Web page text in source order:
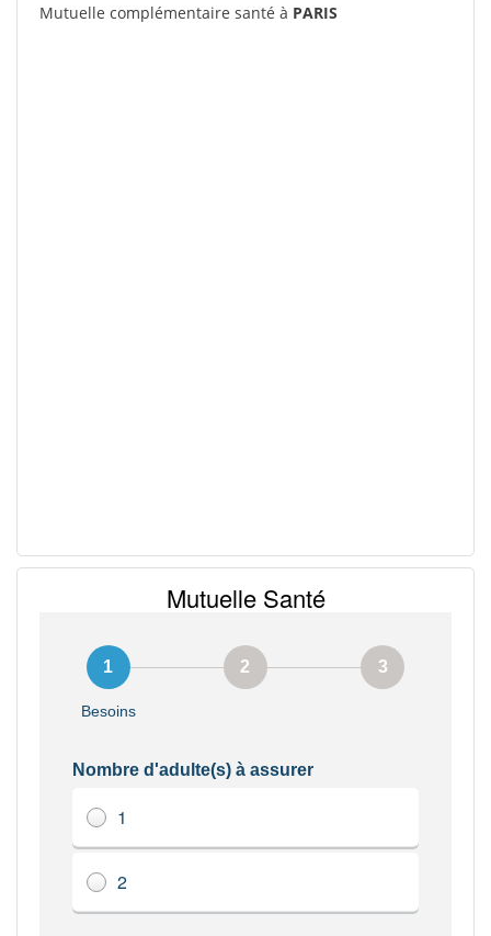
Mutuelle complémentaire santé à PARIS